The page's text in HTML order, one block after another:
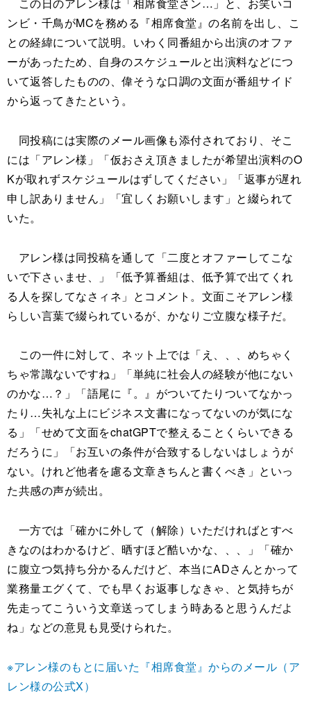
ンビ・千鳥がMCを務める『相席食堂』の名前を出し、こ
との経緯について説明。いわく同番組から出演のオファ
ーがあったため、自身のスケジュールと出演料などにつ
いて返答したものの、偉そうな口調の文面が番組サイド
から返ってきたという。
同投稿には実際のメール画像も添付されており、そこ
には「アレン様」「仮おさえ頂きましたが希望出演料のO
Kが取れずスケジュールはずしてください」「返事が遅れ
申し訳ありません」「宜しくお願いします」と綴られて
いた。
アレン様は同投稿を通して「二度とオファーしてこな
いで下さぃませ、」「低予算番組は、低予算で出てくれ
る人を探してなさィネ」とコメント。文面こそアレン様
らしい言葉で綴られているが、かなりご立腹な様子だ。
この一件に対して、ネット上では「え、、、めちゃく
ちゃ常識ないですね」「単純に社会人の経験が他にない
のかな…？」「語尾に『。』がついてたりついてなかっ
たり…失礼な上にビジネス文書になってないのが気にな
る」「せめて文面をchatGPTで整えることくらいできる
だろうに」「お互いの条件が合致するしないはしょうが
ない。けれど他者を慮る文章きちんと書くべき」といっ
た共感の声が続出。
一方では「確かに外して（解除）いただければとすべ
きなのはわかるけど、晒すほど酷いかな、、、」「確か
に腹立つ気持ち分かるんだけど、本当にADさんとかって
業務量エグくて、でも早くお返事しなきゃ、と気持ちが
先走ってこういう文章送ってしまう時あると思うんだよ
ね」などの意見も見受けられた。
※アレン様のもとに届いた『相席食堂』からのメール（ア
レン様の公式X）